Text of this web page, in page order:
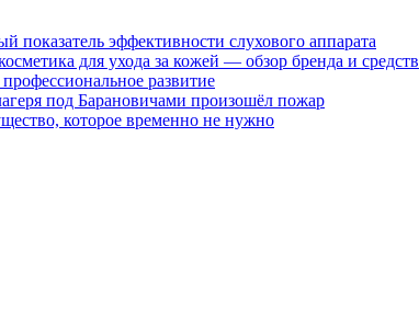
показатель эффективности слухового аппарата
для ухода за кожей — обзор бренда и средств
развитие
под Барановичами произошёл пожар
которое временно не нужно